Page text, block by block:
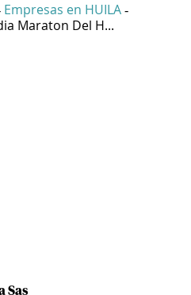
Empresas en HUILA -
Maraton Del H...
Sas